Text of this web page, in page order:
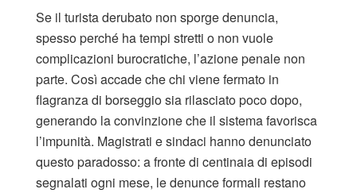
Se il turista derubato non sporge denuncia,
spesso perché ha tempi stretti o non vuole
complicazioni burocratiche, l’azione penale non
parte. Così accade che chi viene fermato in
flagranza di borseggio sia rilasciato poco dopo,
generando la convinzione che il sistema favorisca
l’impunità. Magistrati e sindaci hanno denunciato
questo paradosso: a fronte di centinaia di episodi
segnalati ogni mese, le denunce formali restano